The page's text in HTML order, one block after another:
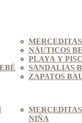
NÁUTICOS
PLAYA Y
SANDALIAS
ZAPATOS
NIÑA